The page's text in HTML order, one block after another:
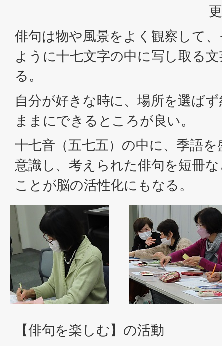
俳句は物や風景をよく観察して
ように十七文字の中に写し取る
る。
自分が好きな時に、場所を選ば
ままにできるところが良い。
十七音（五七五）の中に、季語
意識し、考えられた俳句を短冊
ことが脳の活性化にもなる。
【俳句を楽しむ】の活動